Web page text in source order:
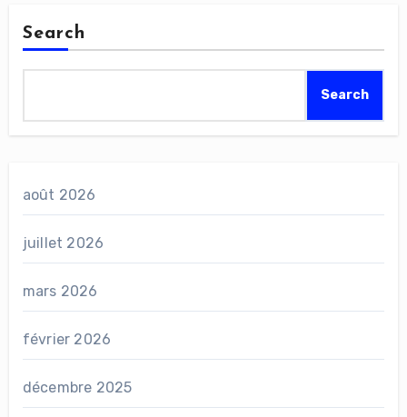
Search
Search
août 2026
juillet 2026
mars 2026
février 2026
décembre 2025